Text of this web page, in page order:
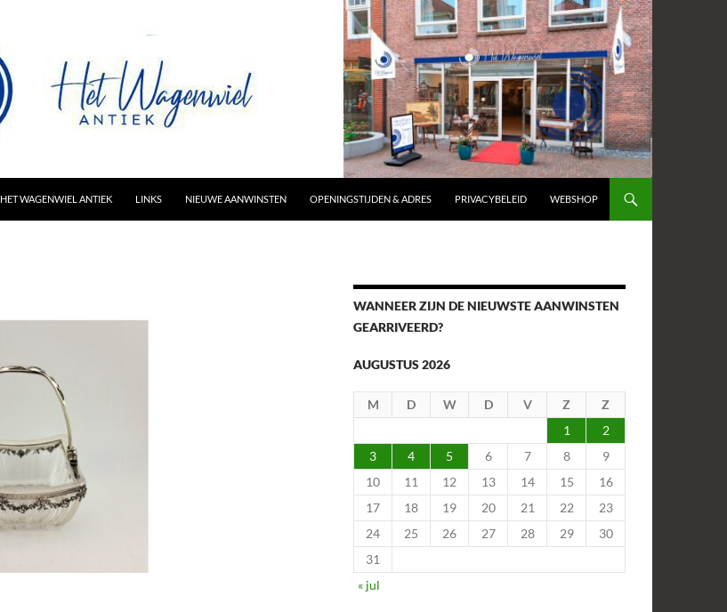
HET WAGENWIEL ANTIEK LINKS NIEUWE AANWINSTEN OPENINGSTIJDEN & ADRES PRIVACYBELEID WEBSHOP
WANNEER ZIJN DE NIEUWSTE AANWINSTEN
GEARRIVEERD?
AUGUSTUS 2026
M D W D V Z
Z
1
2
3
4 5 6 7 8
9
10
11 12 13 14 15
16
17
18 19 20 21 22
23
24
25 26 27 28 29
30
31
« jul